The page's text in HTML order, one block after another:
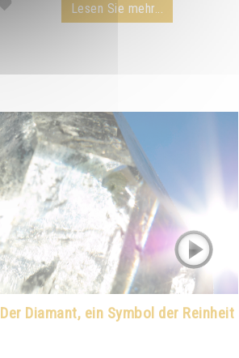
Lesen Sie mehr...
Der Diamant, ein Symbol der Reinheit